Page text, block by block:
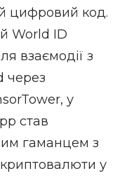
цифровий код.
World ID
взаємодії з
через
у
став
гаманцем з
у